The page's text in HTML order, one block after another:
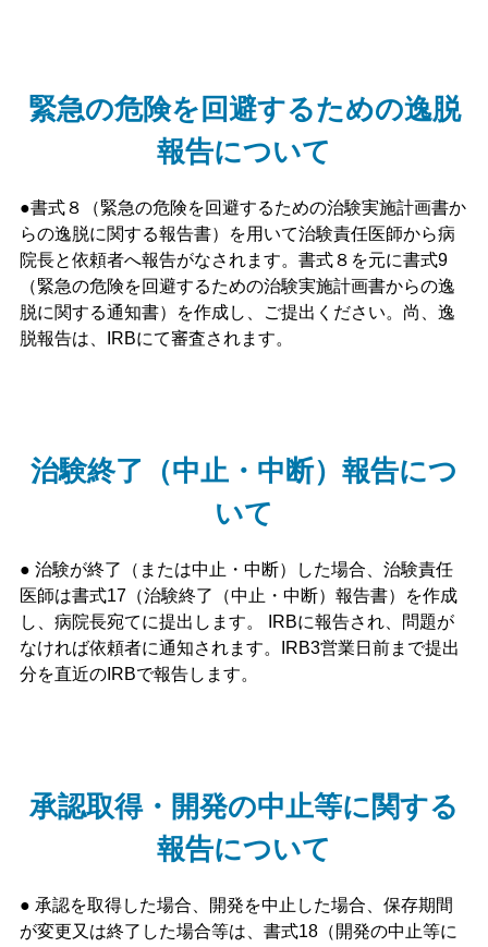
緊急の危険を回避するための逸脱
報告について
●書式８（緊急の危険を回避するための治験実施計画書か
らの逸脱に関する報告書）を用いて治験責任医師から病
院長と依頼者へ報告がなされます。書式８を元に書式9
（緊急の危険を回避するための治験実施計画書からの逸
脱に関する通知書）を作成し、ご提出ください。尚、逸
脱報告は、IRBにて審査されます。
治験終了（中止・中断）報告につ
いて
● 治験が終了（または中止・中断）した場合、治験責任
医師は書式17（治験終了（中止・中断）報告書）を作成
し、病院長宛てに提出します。 IRBに報告され、問題が
なければ依頼者に通知されます。IRB3営業日前まで提出
分を直近のIRBで報告します。
承認取得・開発の中止等に関する
報告について
● 承認を取得した場合、開発を中止した場合、保存期間
が変更又は終了した場合等は、書式18（開発の中止等に